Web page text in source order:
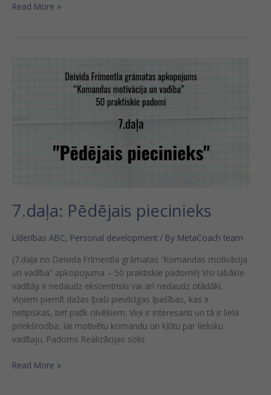
Read More »
7.daļa: Pēdējais piecinieks
Līderības ABC, Personal development / By MetaCoach team
(7.daļa no Deivida Frīmentla grāmatas “Komandas motivācija
un vadība” apkopojuma – 50 praktiskie padomi!) Visi labākie
vadītāji ir nedaudz ekscentriski vai arī nedaudz citādāki.
Viņiem piemīt dažas īpaši pievilcīgas īpašības, kas ir
netipiskas, bet patīk cilvēkiem. Viņi ir interesanti un tā ir liela
priekšrocība, lai motivētu komandu un kļūtu par lielisku
vadītaju. Padoms Realizācijas solis
Read More »